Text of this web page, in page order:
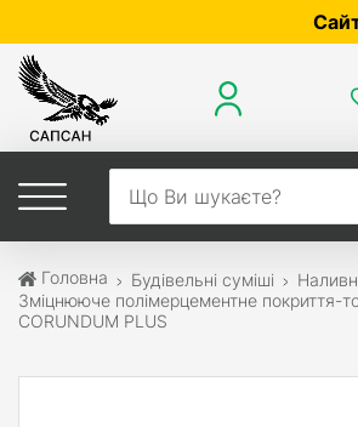
Сайт
Головна Будівельні суміші
Зміцнююче полімерцементне покриття-
CORUNDUM PLUS